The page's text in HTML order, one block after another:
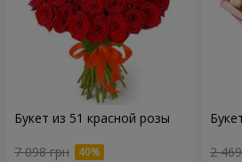
Букет из 51 красной розы
7 098 грн 2